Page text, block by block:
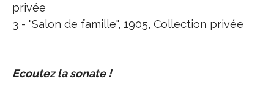
privée
3 - "Salon de famille", 1905, Collection privée
Ecoutez la sonate !